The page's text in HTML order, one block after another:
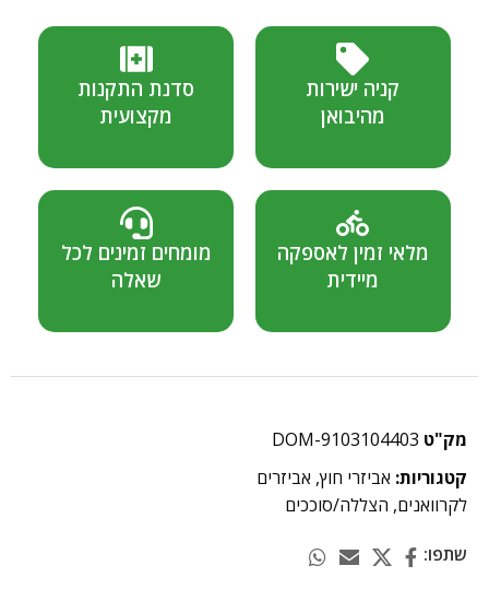
קניה ישירות
מהיבואן
סדנת התקנות
מקצועית
מלאי זמין לאספקה
מיידית
מומחים זמינים לכל
שאלה
מק"ט DOM-9103104403
קטגוריות: אביזרי חוץ, אביזרים
לקרוואנים, הצללה/סוככים
שתפו: